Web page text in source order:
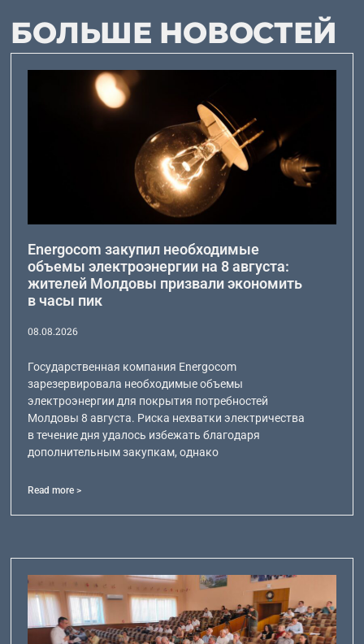
БОЛЬШЕ НОВОСТЕЙ
Energocom закупил необходимые
объемы электроэнергии на 8 августа:
жителей Молдовы призвали экономить
в часы пик
08.08.2026
Государственная компания Energocom
зарезервировала необходимые объемы
электроэнергии для покрытия потребностей
Молдовы 8 августа. Риска нехватки электричества
в течение дня удалось избежать благодаря
дополнительным закупкам, однако
Read more >